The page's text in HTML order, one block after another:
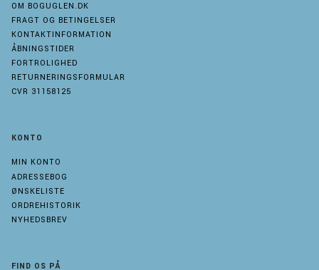
OM BOGUGLEN.DK
FRAGT OG BETINGELSER
KONTAKTINFORMATION
ÅBNINGSTIDER
FORTROLIGHED
RETURNERINGSFORMULAR
CVR 31158125
KONTO
MIN KONTO
ADRESSEBOG
ØNSKELISTE
ORDREHISTORIK
NYHEDSBREV
FIND OS PÅ